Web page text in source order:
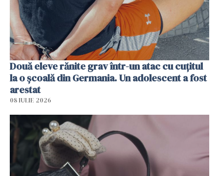
Două eleve rănite grav într-un atac cu cuțitul
la o școală din Germania. Un adolescent a fost
arestat
08 IULIE 2026